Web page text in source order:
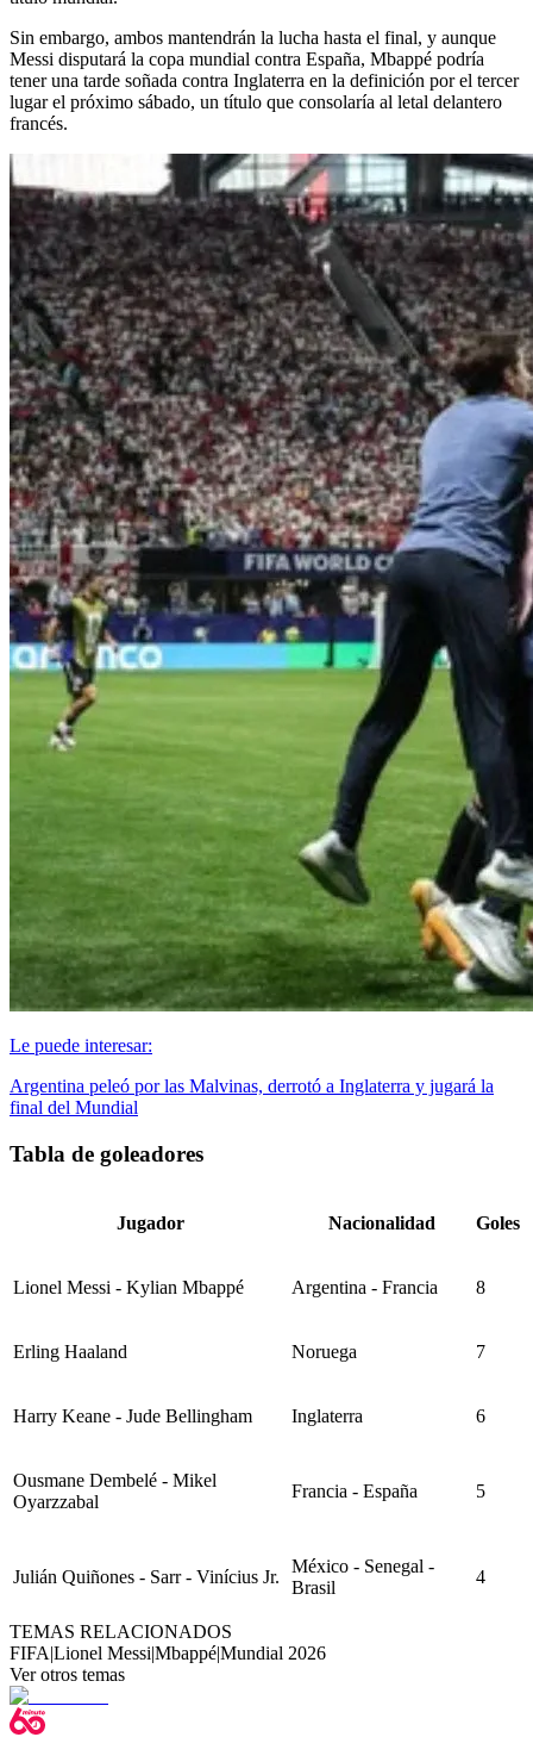
Sin embargo, ambos mantendrán la lucha hasta el final, y aunque
Messi disputará la copa mundial contra España, Mbappé podría
tener una tarde soñada contra Inglaterra en la definición por el tercer
lugar el próximo sábado, un título que consolaría al letal delantero
francés.
Le puede interesar:
Argentina peleó por las Malvinas, derrotó a Inglaterra y jugará la
final del Mundial
Tabla de goleadores
Jugador Nacionalidad Goles
Lionel Messi - Kylian Mbappé Argentina - Francia 8
Erling Haaland Noruega 7
Harry Keane - Jude Bellingham Inglaterra 6
Ousmane Dembelé - Mikel
Oyarzzabal
Francia - España 5
Julián Quiñones - Sarr - Vinícius Jr.
México - Senegal -
Brasil
4
TEMAS RELACIONADOS
FIFA|Lionel Messi|Mbappé|Mundial 2026
Ver otros temas